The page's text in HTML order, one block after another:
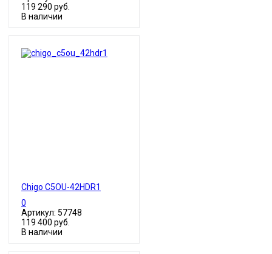
119 290 руб.
В наличии
Chigo C5OU-42HDR1
0
Артикул: 57748
119 400 руб.
В наличии